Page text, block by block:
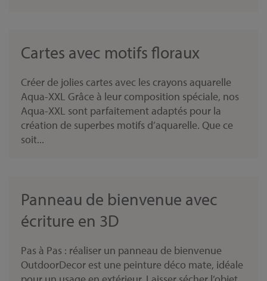
Cartes avec motifs floraux
Créer de jolies cartes avec les crayons aquarelle
Aqua-XXL Grâce à leur composition spéciale, nos
Aqua-XXL sont parfaitement adaptés pour la
création de superbes motifs d’aquarelle. Que ce
soit...
Panneau de bienvenue avec
écriture en 3D
Pas à Pas : réaliser un panneau de bienvenue
OutdoorDecor est une peinture déco mate, idéale